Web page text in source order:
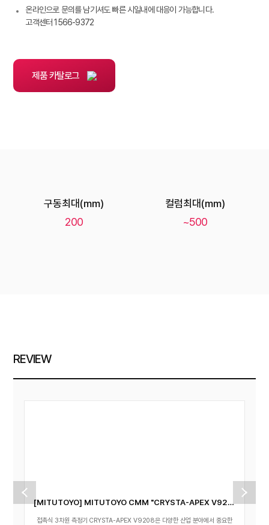
온라인으로 문의를 남기셔도 빠른 시일내에 대응이 가능합니다.
고객센터 1566-9372
제품 카탈로그
구동최대(mm)
200
컬럼최대(mm)
~500
REVIEW
[MITUTOYO] MITUTOYO CMM "CRYSTA-APEX V9208" (접촉식 3차원 측정기)
​접촉식 3차원 측정기 CRYSTA-APEX V9208은 다양한 산업 분야에서 중요한